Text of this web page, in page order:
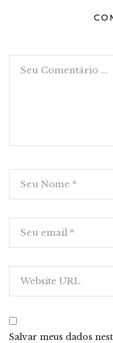
Salvar meus dados